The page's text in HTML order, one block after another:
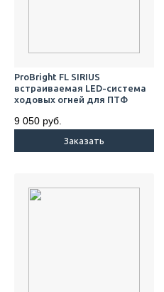
ProBright FL SIRIUS
встраиваемая LED-система
ходовых огней для ПТФ
9 050 руб.
Заказать